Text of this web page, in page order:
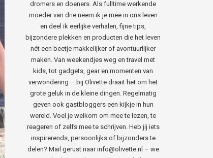
dromers en doeners. Als fulltime werkende
moeder van drie neem ik je mee in ons leven
en deel ik eerlijke verhalen, fijne tips,
bijzondere plekken en producten die het leven
nét een beetje makkelijker of avontuurlijker
maken. Van weekendjes weg en travel met
kids, tot gadgets, gear en momenten van
verwondering – bij Olivette draait het om het
grote geluk in de kleine dingen. Regelmatig
geven ook gastbloggers een kijkje in hun
wereld. Voel je welkom om mee te lezen, te
reageren of zelfs mee te schrijven. Heb jij iets
inspirerends, persoonlijks of bijzonders te
delen? Mail gerust naar info@olivette.nl – we